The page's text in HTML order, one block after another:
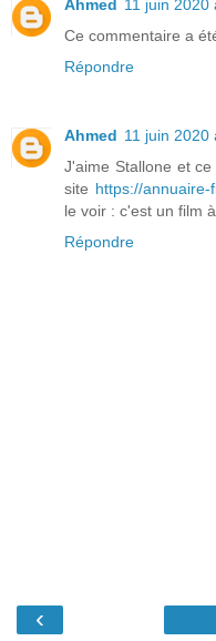
Ahmed 11 juin 2020
Ce commentaire a
Répondre
Ahmed 11 juin 2020
J'aime Stallone et
site https://annuaire-
le voir : c'est un film
Répondre
‹